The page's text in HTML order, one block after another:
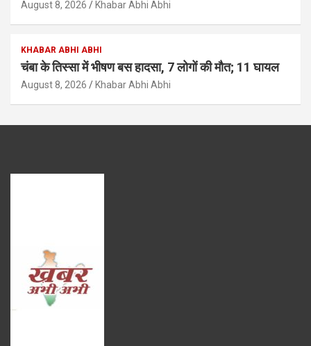
August 8, 2026 Khabar Abhi Abhi
KHABAR ABHI ABHI
चंबा के तिस्सा में भीषण बस हादसा, 7 लोगों की मौत; 11 घायल
August 8, 2026 Khabar Abhi Abhi